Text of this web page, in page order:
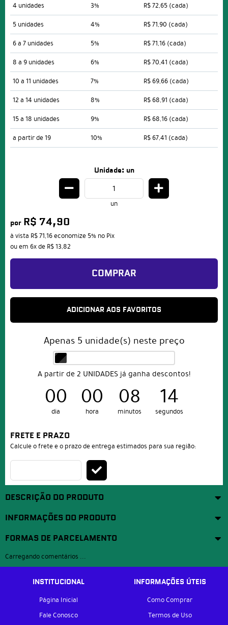
4 unidades
3% R$ 72,65 (cada)
5 unidades
4% R$ 71,90 (cada)
6 a 7 unidades
5% R$ 71,16 (cada)
8 a 9 unidades
6% R$ 70,41 (cada)
10 a 11 unidades
7% R$ 69,66 (cada)
12 a 14 unidades
8% R$ 68,91 (cada)
15 a 18 unidades
9% R$ 68,16 (cada)
a partir de 19
10% R$ 67,41 (cada)
Unidade: un
un
por R$ 74,90
à vista R$ 71,16economize 5% no Pix
ou em 6xde R$ 13,82
COMPRAR
ADICIONAR AOS FAVORITOS
Apenas 5 unidade(s) neste preço
A partir de 2 UNIDADES já ganha descontos!
00
dia
00
hora
08
minutos
14
segundos
FRETE E PRAZO
Calcule o frete e o prazo de entrega estimados para sua região:
DESCRIÇÃO DO PRODUTO
INFORMAÇÕES DO PRODUTO
FORMAS DE PARCELAMENTO
Carregando comentários ...
INSTITUCIONAL
Página Inicial
Fale Conosco
INFORMAÇÕES ÚTEIS
Como Comprar
Termos de Uso